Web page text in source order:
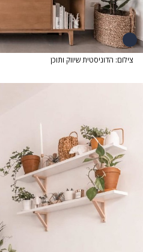
צילום: הדוניסטית שיווק ותוכן